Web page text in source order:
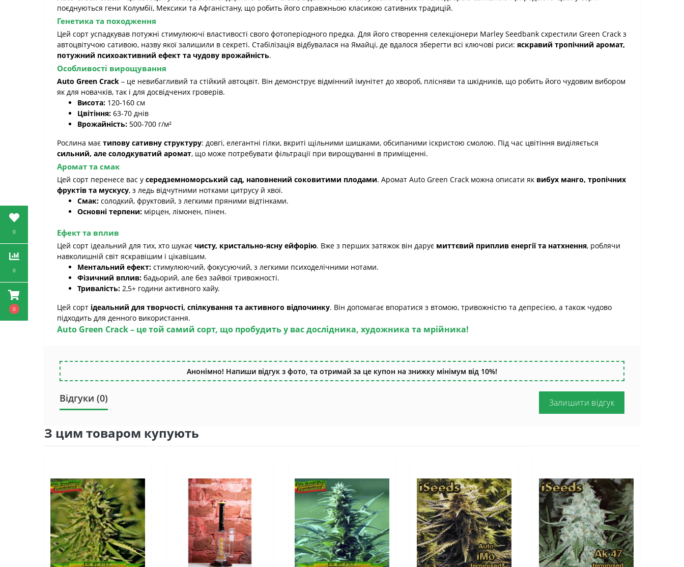
0
0
0
поєднуються гени Колумбії, Мексики та Афганістану, що робить його справжньою класикою сативних традицій.
Генетика та походження
Цей сорт успадкував потужні стимулюючі властивості свого фотоперіодного предка. Для його створення селекціонери Marley Seedbank схрестили Green Crack з
автоцвітучою сативою, назву якої залишили в секреті. Стабілізація відбувалася на Ямайці, де вдалося зберегти всі ключові риси: яскравий тропічний аромат,
потужний психоактивний ефект та чудову врожайність.
Особливості вирощування
Auto Green Crack – це невибагливий та стійкий автоцвіт. Він демонструє відмінний імунітет до хвороб, плісняви та шкідників, що робить його чудовим вибором
як для новачків, так і для досвідчених гроверів.
Висота: 120-160 см
Цвітіння: 63-70 днів
Врожайність: 500-700 г/м²
Рослина має типову сативну структуру: довгі, елегантні гілки, вкриті щільними шишками, обсипаними іскристою смолою. Під час цвітіння виділяється
сильний, але солодкуватий аромат, що може потребувати фільтрації при вирощуванні в приміщенні.
Аромат та смак
Цей сорт перенесе вас у середземноморський сад, наповнений соковитими плодами. Аромат Auto Green Crack можна описати як вибух манго, тропічних
фруктів та мускусу, з ледь відчутними нотками цитрусу й хвої.
Смак: солодкий, фруктовий, з легкими пряними відтінками.
Основні терпени: мірцен, лімонен, пінен.
Ефект та вплив
Цей сорт ідеальний для тих, хто шукає чисту, кристально-ясну ейфорію. Вже з перших затяжок він дарує миттєвий приплив енергії та натхнення, роблячи
навколишній світ яскравішим і цікавішим.
Ментальний ефект: стимулюючий, фокусуючий, з легкими психоделічними нотами.
Фізичний вплив: бадьорий, але без зайвої тривожності.
Тривалість: 2,5+ години активного хайу.
Цей сорт ідеальний для творчості, спілкування та активного відпочинку. Він допомагає впоратися з втомою, тривожністю та депресією, а також чудово
підходить для денного використання.
Auto Green Crack – це той самий сорт, що пробудить у вас дослідника, художника та мрійника!
Анонімно! Напиши відгук з фото, та отримай за це купон на знижку мінімум від 10%!
Відгуки (0) Залишити відгук
З цим товаром купують